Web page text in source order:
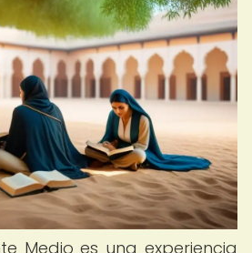
Medio es una experiencia